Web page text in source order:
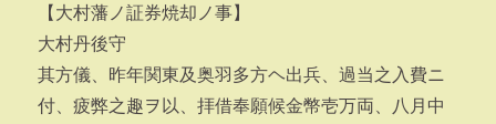
【大村藩ノ証券焼却ノ事】
大村丹後守
其方儀、昨年関東及奥羽多方ヘ出兵、過当之入費ニ
付、疲弊之趣ヲ以、拝借奉願候金幣壱万両、八月中